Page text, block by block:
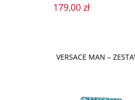
179,00 zł
VERSACE MAN –